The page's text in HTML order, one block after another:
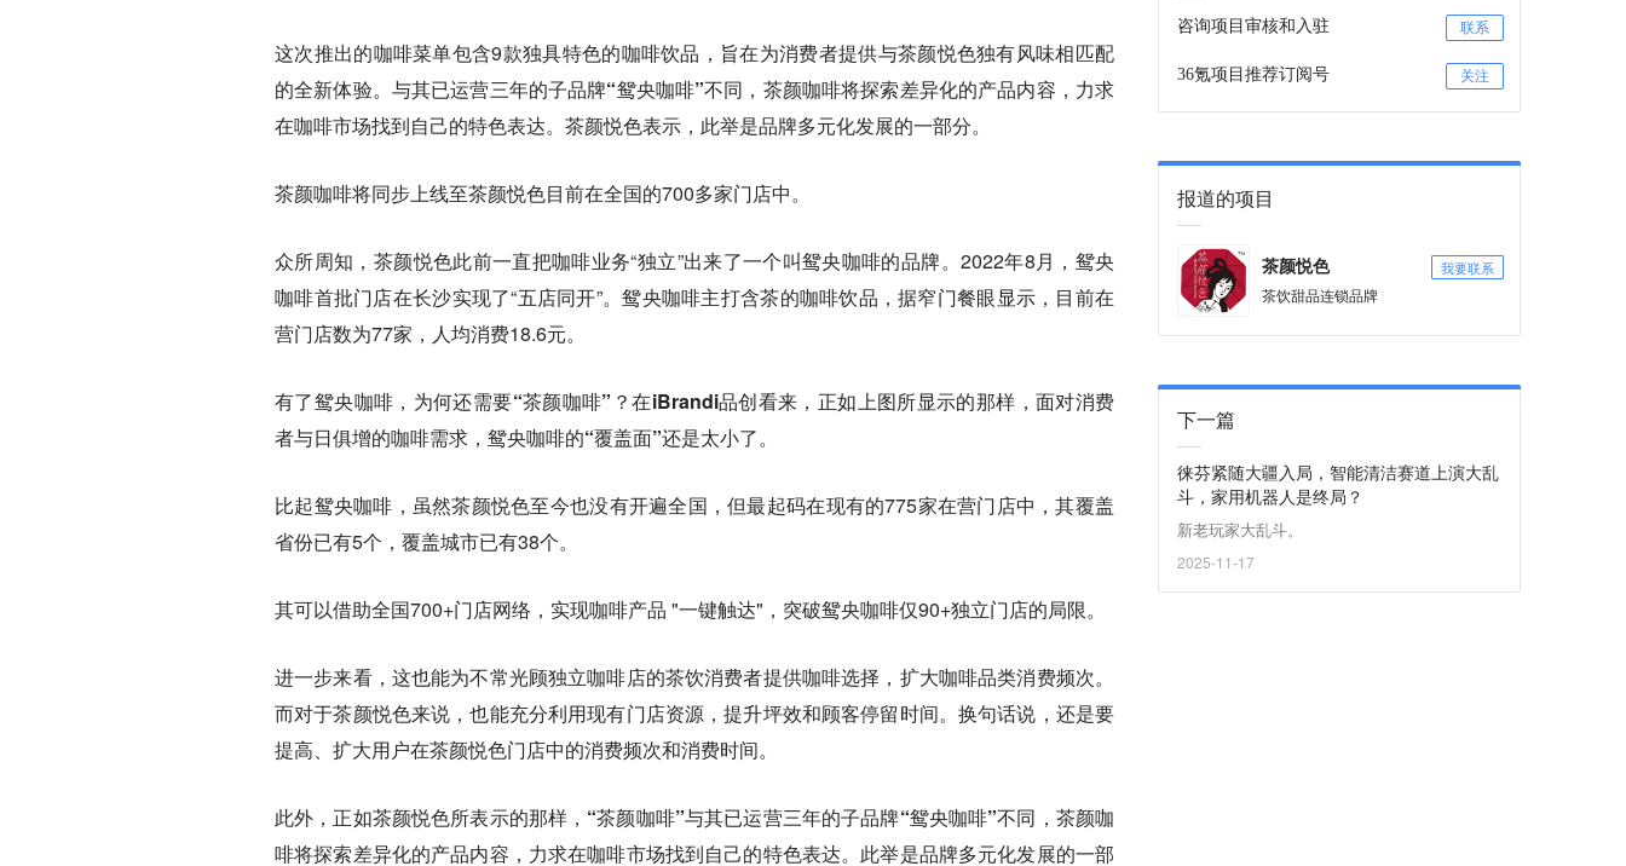
这次推出的咖啡菜单包含9款独具特色的咖啡饮品，旨在为消费者提供与茶颜悦色独有风味相匹配
的全新体验。 与其已运营三年的子品牌“鸳央咖啡”不同，茶颜咖啡将探索差异化的产品内容，力求
在咖啡市场找到自己的特色表达。茶颜悦色表示，此举是品牌多元化发展的一部分。
茶颜咖啡将同步上线至茶颜悦色目前在全国的700多家门店中。
众所周知，茶颜悦色此前一直把咖啡业务“独立”出来了一个叫鸳央咖啡的品牌。2022年8月，鸳央
咖啡首批门店在长沙实现了“五店同开”。鸳央咖啡主打含茶的咖啡饮品，据窄门餐眼显示，目前在
营门店数为77家，人均消费18.6元。
有了鸳央咖啡，为何还需要“茶颜咖啡”？在iBrandi品创看来，正如上图所显示的那样，面对消费
者与日俱增的咖啡需求，鸳央咖啡的“覆盖面”还是太小了。
比起鸳央咖啡，虽然茶颜悦色至今也没有开遍全国，但最起码在现有的775家在营门店中，其覆盖
省份已有5个，覆盖城市已有38个。
其可以借助全国700+门店网络，实现咖啡产品 "一键触达"，突破鸳央咖啡仅90+独立门店的局限。
进一步来看，这也能为不常光顾独立咖啡店的茶饮消费者提供咖啡选择，扩大咖啡品类消费频次。
而对于茶颜悦色来说，也能充分利用现有门店资源，提升坪效和顾客停留时间。换句话说，还是要
提高、扩大用户在茶颜悦色门店中的消费频次和消费时间。
此外，正如茶颜悦色所表示的那样， “茶颜咖啡”与其已运营三年的子品牌“鸳央咖啡”不同，茶颜咖
啡将探索差异化的产品内容，力求在咖啡市场找到自己的特色表达。此举是品牌多元化发展的一部
咨询项目审核和入驻 联系
36氪项目推荐订阅号 关注
报道的项目
茶颜悦色 我要联系
茶饮甜品连锁品牌
下一篇
徕芬紧随大疆入局，智能清洁赛道上演大乱
斗，家用机器人是终局？
新老玩家大乱斗。
2025-11-17